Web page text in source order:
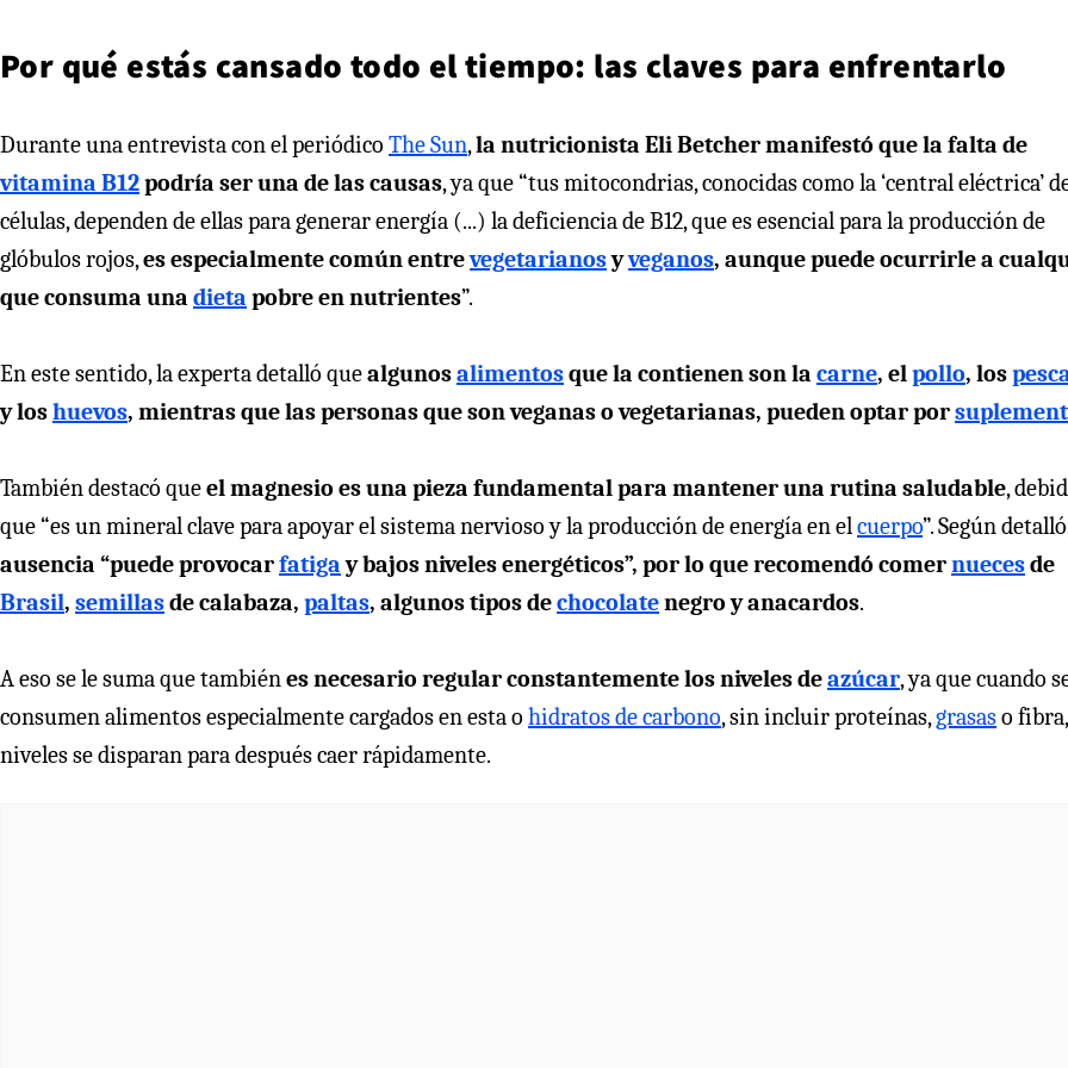
Por qué estás cansado todo el tiempo: las claves para enfrentarlo
Durante una entrevista con el periódico The Sun,la nutricionista Eli Betcher manifestó que la falta de
vitamina B12podría ser una de las causas, ya que “tus mitocondrias, conocidas como la ‘central eléctrica’
células, dependen de ellas para generar energía (...) la deficiencia de B12, que es esencial para la producción de
glóbulos rojos,es especialmente común entrevegetarianosyveganos, aunque puede ocurrirle a
que consuma una dieta pobre en nutrientes”.
En este sentido, la experta detalló quealgunosalimentosque la contienen son la carne, elpollo, los
y loshuevos, mientras que las personas que son veganas o vegetarianas, pueden optar por
También destacó queel magnesio es una pieza fundamental para mantener una rutina saludable,
que “es un mineral clave para apoyar el sistema nervioso y la producción de energía en elcuerpo”. Según
ausencia “puede provocarfatigay bajos niveles energéticos”, por lo que recomendó comernuecesde
Brasil, semillasde calabaza, paltas, algunos tipos dechocolatenegro y anacardos.
A eso se le suma que tambiénes necesario regular constantemente los niveles deazúcar, ya que cuando
consumen alimentos especialmente cargados en esta o hidratos de carbono, sin incluir proteínas,grasaso
niveles se disparan para después caer rápidamente.